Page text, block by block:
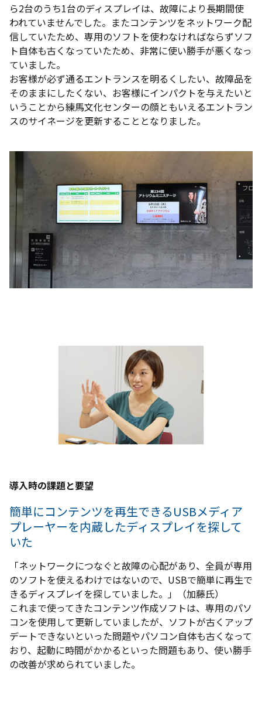
ら2台のうち1台のディスプレイは、故障により長期間使
われていませんでした。またコンテンツをネットワーク配
信していたため、専用のソフトを使わなければならずソフ
ト自体も古くなっていたため、非常に使い勝手が悪くなっ
ていました。
お客様が必ず通るエントランスを明るくしたい、故障品を
そのままにしたくない、お客様にインパクトを与えたいと
いうことから練馬文化センターの顔ともいえるエントラン
スのサイネージを更新することとなりました。
導入時の課題と要望
簡単にコンテンツを再生できるUSBメディア
プレーヤーを内蔵したディスプレイを探して
いた
「ネットワークにつなぐと故障の心配があり、全員が専用
のソフトを使えるわけではないので、USBで簡単に再生で
きるディスプレイを探していました。」（加藤氏）
これまで使ってきたコンテンツ作成ソフトは、専用のパソ
コンを使用して更新していましたが、ソフトが古くアップ
デートできないといった問題やパソコン自体も古くなって
おり、起動に時間がかかるといった問題もあり、使い勝手
の改善が求められていました。